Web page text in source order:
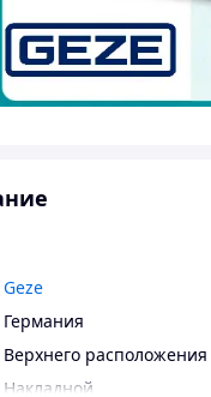
Geze
Германия
Верхнего расположения
Накладной